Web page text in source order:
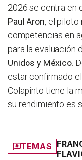
2026 se centra en
Paul Aron, el piloto
competencias en
para la evaluación
Unidos y México .
estar confirmado
Colapinto tiene la
su rendimiento es
TEMAS